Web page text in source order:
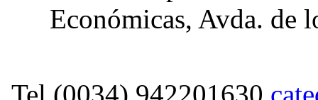
Económicas, Avda. de
Tel.(0034) 942201630